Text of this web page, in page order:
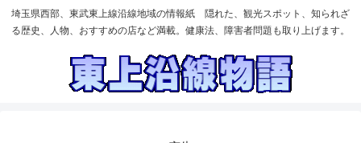
埼玉県西部、東武東上線沿線地域の情報紙 隠れた、観光スポット、知られざ
る歴史、人物、おすすめの店など満載。健康法、障害者問題も取り上げます。